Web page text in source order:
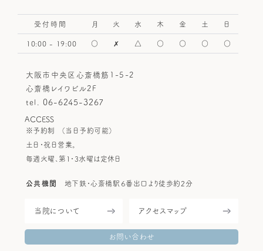
当院について
施術方針
整体メニュー＆料金
Q&A
お客様のお声
ブログ
整体講座スクール
受付時間 月 火 水 木 金 土 日
10:00 - 19:00 ○ ✗ △ ○ ○ ○ ○
大阪市中央区心斎橋筋1-5-2
心斎橋レイワビル2F
tel.06-6245-3267
ACCESS
※予約制
（当日予約可能）
土日・祝日営業。
毎週火曜、第1・3水曜は定休日
公共機関 地下鉄・心斎橋駅６番出口より徒歩約2分
当院について アクセスマップ
お問い合わせ